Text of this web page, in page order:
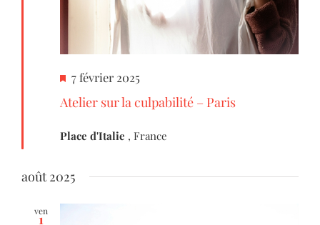
Mis
en
7 février 2025
Atelier sur la culpabilité – Paris
Place d'Italie , France
août 2025
ven
1